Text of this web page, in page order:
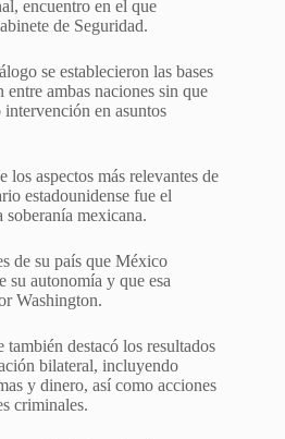
encuentro en el que
de Seguridad.
se establecieron las bases
ambas naciones sin que
en asuntos
los aspectos más relevantes de
estadounidense fue el
mexicana.
de su país que México
su autonomía y que esa
Washington.
destacó los resultados
bilateral, incluyendo
y dinero, así como acciones
criminales.